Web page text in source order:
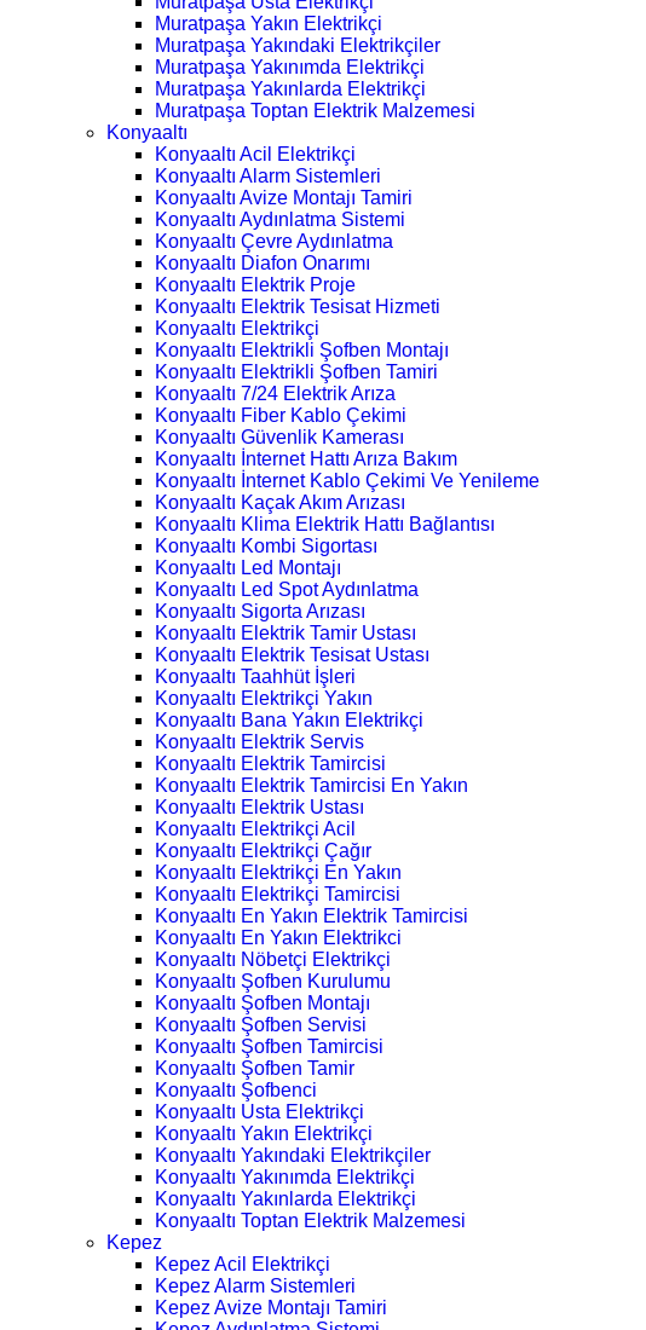
Muratpaşa Yakın Elektrikçi
Muratpaşa Yakındaki Elektrikçiler
Muratpaşa Yakınımda Elektrikçi
Muratpaşa Yakınlarda Elektrikçi
Muratpaşa Toptan Elektrik Malzemesi
Konyaaltı
Konyaaltı Acil Elektrikçi
Konyaaltı Alarm Sistemleri
Konyaaltı Avize Montajı Tamiri
Konyaaltı Aydınlatma Sistemi
Konyaaltı Çevre Aydınlatma
Konyaaltı Diafon Onarımı
Konyaaltı Elektrik Proje
Konyaaltı Elektrik Tesisat Hizmeti
Konyaaltı Elektrikçi
Konyaaltı Elektrikli Şofben Montajı
Konyaaltı Elektrikli Şofben Tamiri
Konyaaltı 7/24 Elektrik Arıza
Konyaaltı Fiber Kablo Çekimi
Konyaaltı Güvenlik Kamerası
Konyaaltı İnternet Hattı Arıza Bakım
Konyaaltı İnternet Kablo Çekimi Ve Yenileme
Konyaaltı Kaçak Akım Arızası
Konyaaltı Klima Elektrik Hattı Bağlantısı
Konyaaltı Kombi Sigortası
Konyaaltı Led Montajı
Konyaaltı Led Spot Aydınlatma
Konyaaltı Sigorta Arızası
Konyaaltı Elektrik Tamir Ustası
Konyaaltı Elektrik Tesisat Ustası
Konyaaltı Taahhüt İşleri
Konyaaltı Elektrikçi Yakın
Konyaaltı Bana Yakın Elektrikçi
Konyaaltı Elektrik Servis
Konyaaltı Elektrik Tamircisi
Konyaaltı Elektrik Tamircisi En Yakın
Konyaaltı Elektrik Ustası
Konyaaltı Elektrikçi Acil
Konyaaltı Elektrikçi Çağır
Konyaaltı Elektrikçi En Yakın
Konyaaltı Elektrikçi Tamircisi
Konyaaltı En Yakın Elektrik Tamircisi
Konyaaltı En Yakın Elektrikci
Konyaaltı Nöbetçi Elektrikçi
Konyaaltı Şofben Kurulumu
Konyaaltı Şofben Montajı
Konyaaltı Şofben Servisi
Konyaaltı Şofben Tamircisi
Konyaaltı Şofben Tamir
Konyaaltı Şofbenci
Konyaaltı Usta Elektrikçi
Konyaaltı Yakın Elektrikçi
Konyaaltı Yakındaki Elektrikçiler
Konyaaltı Yakınımda Elektrikçi
Konyaaltı Yakınlarda Elektrikçi
Konyaaltı Toptan Elektrik Malzemesi
Kepez
Kepez Acil Elektrikçi
Kepez Alarm Sistemleri
Kepez Avize Montajı Tamiri